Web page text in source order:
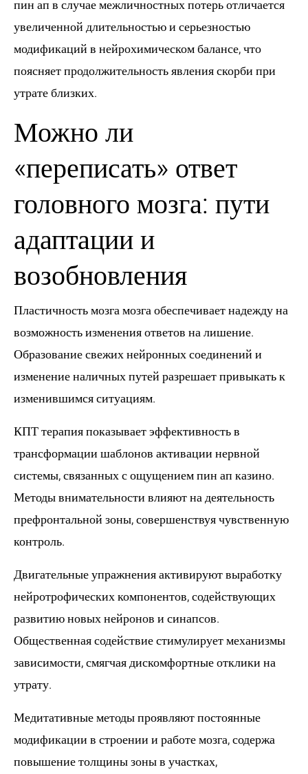
пин ап в случае межличностных потерь отличается
увеличенной длительностью и серьезностью
модификаций в нейрохимическом балансе, что
поясняет продолжительность явления скорби при
утрате близких.
Можно ли
«переписать» ответ
головного мозга: пути
адаптации и
возобновления
Пластичность мозга мозга обеспечивает надежду на
возможность изменения ответов на лишение.
Образование свежих нейронных соединений и
изменение наличных путей разрешает привыкать к
изменившимся ситуациям.
КПТ терапия показывает эффективность в
трансформации шаблонов активации нервной
системы, связанных с ощущением пин ап казино.
Методы внимательности влияют на деятельность
префронтальной зоны, совершенствуя чувственную
контроль.
Двигательные упражнения активируют выработку
нейротрофических компонентов, содействующих
развитию новых нейронов и синапсов.
Общественная содействие стимулирует механизмы
зависимости, смягчая дискомфортные отклики на
утрату.
Медитативные методы проявляют постоянные
модификации в строении и работе мозга, содержа
повышение толщины зоны в участках,